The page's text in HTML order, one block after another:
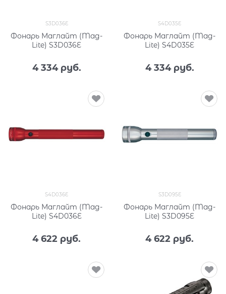
S3D036E
Фонарь Маглайт (Mag-
Lite) S3D036E
4 334 руб.
S4D035E
Фонарь Маглайт (Mag-
Lite) S4D035E
4 334 руб.
S4D036E
Фонарь Маглайт (Mag-
Lite) S4D036E
4 622 руб.
S3D095E
Фонарь Маглайт (Mag-
Lite) S3D095E
4 622 руб.